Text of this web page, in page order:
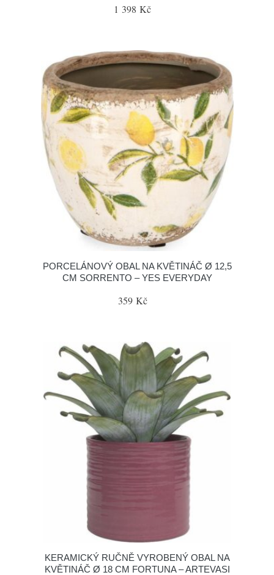
1 398 Kč
PORCELÁNOVÝ OBAL NA KVĚTINÁČ Ø 12,5
CM SORRENTO – YES EVERYDAY
359 Kč
KERAMICKÝ RUČNĚ VYROBENÝ OBAL NA
KVĚTINÁČ Ø 18 CM FORTUNA – ARTEVASI